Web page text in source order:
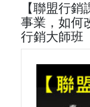
【聯盟行
事業，如何
行銷大師班